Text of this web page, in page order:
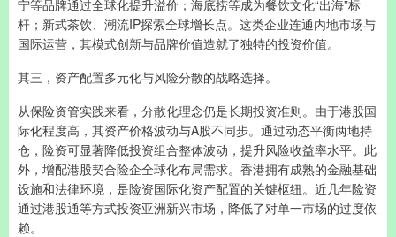
宁等品牌通过全球化提升溢价；海底捞等成为餐饮文化“出海”标
杆；新式茶饮、潮流IP探索全球增长点。这类企业连通内地市场与
国际运营，其模式创新与品牌价值造就了独特的投资价值。
其三，资产配置多元化与风险分散的战略选择。
从保险资管实践来看，分散化理念仍是长期投资准则。由于港股国
际化程度高，其资产价格波动与A股不同步。通过动态平衡两地持
仓，险资可显著降低投资组合整体波动，提升风险收益率水平。此
外，增配港股契合险企全球化布局需求。香港拥有成熟的金融基础
设施和法律环境，是险资国际化资产配置的关键枢纽。近几年险资
通过港股通等方式投资亚洲新兴市场，降低了对单一市场的过度依
赖。